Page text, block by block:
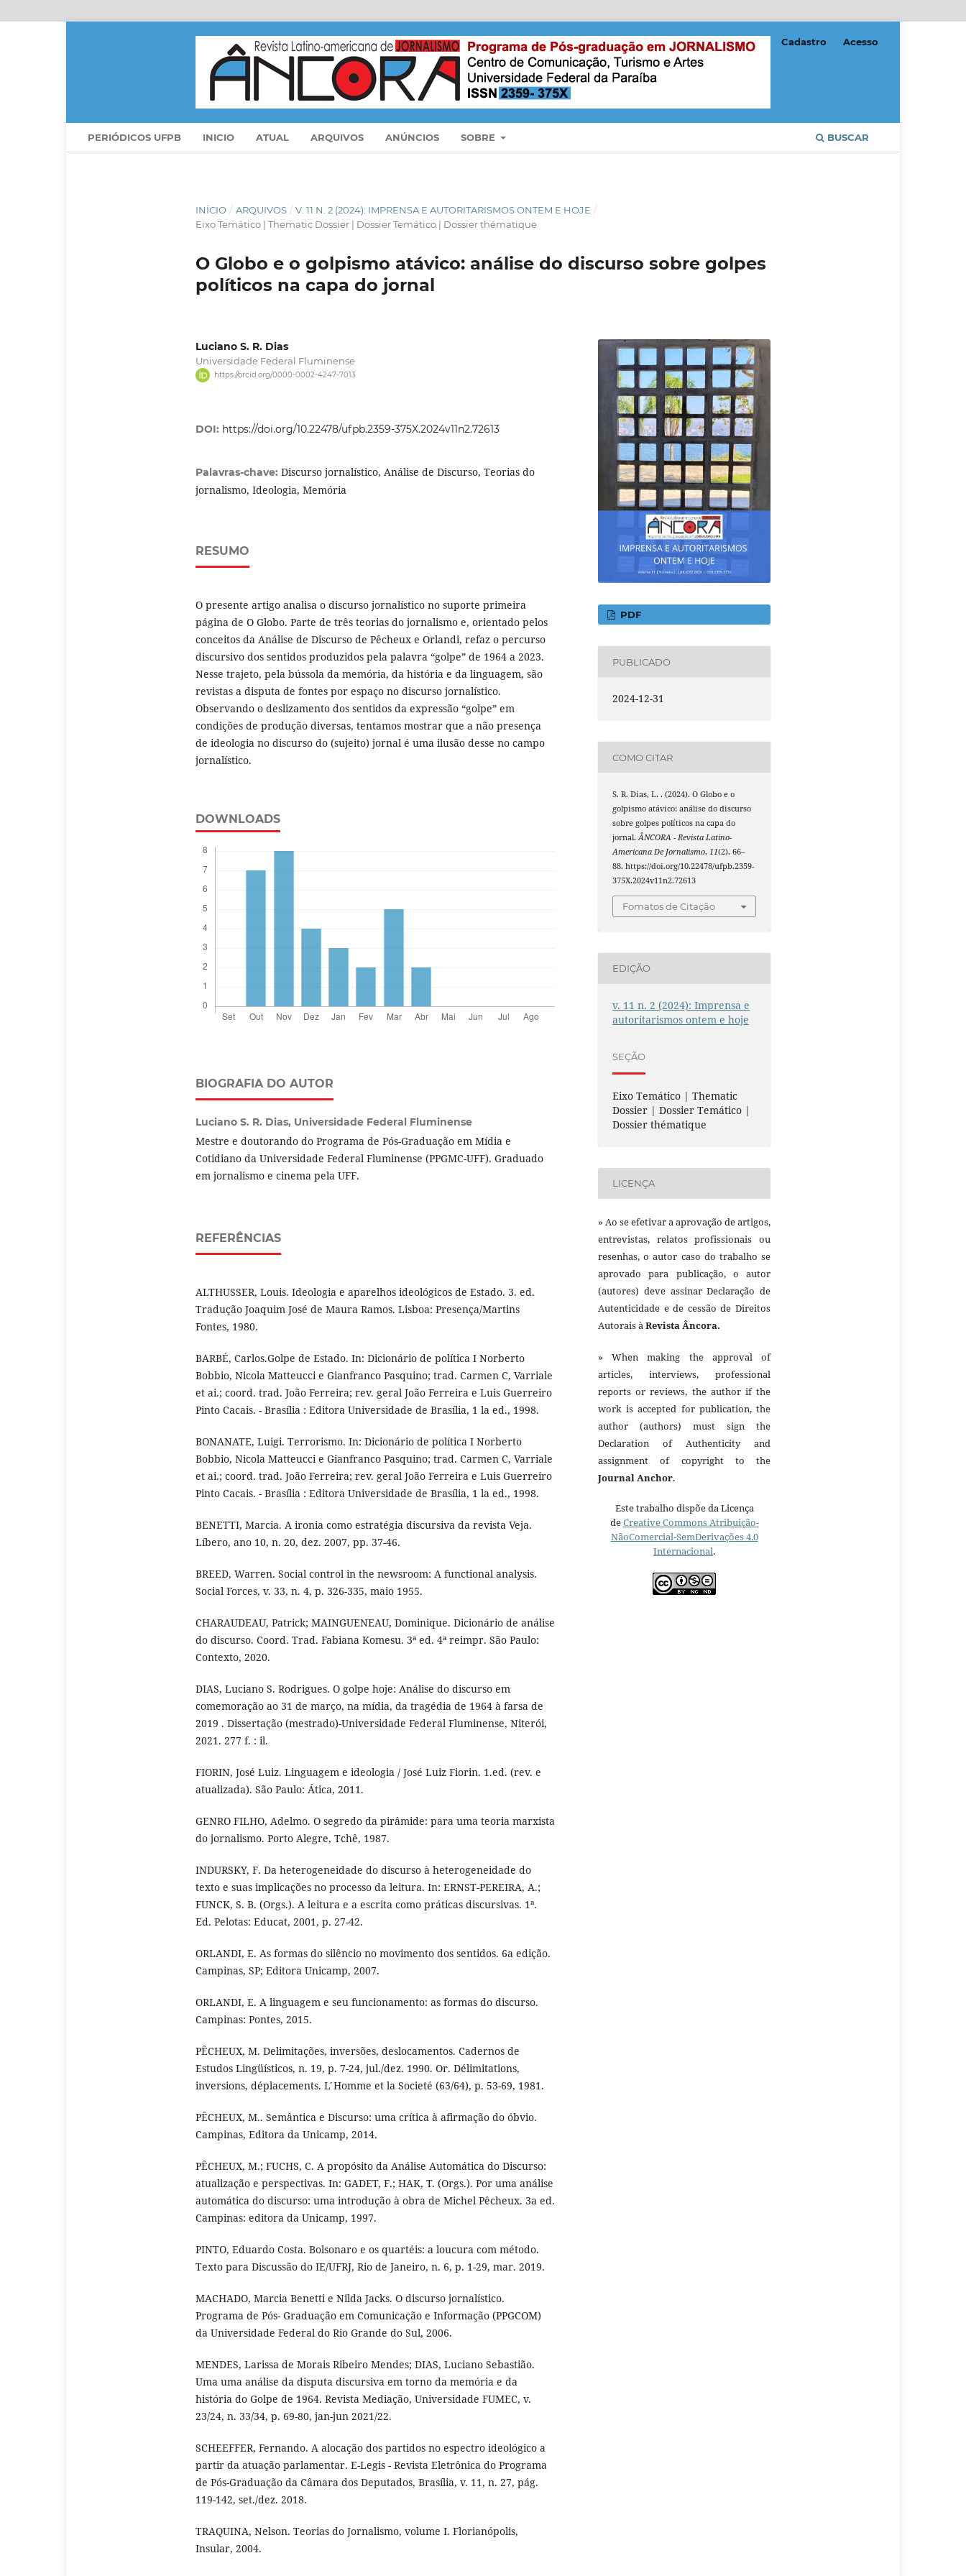
PERIÓDICOS UFPB INICIO ATUAL ARQUIVOS ANÚNCIOS SOBRE BUSCAR
Cadastro Acesso
INÍCIO / ARQUIVOS / V. 11 N. 2 (2024): IMPRENSA E AUTORITARISMOS ONTEM E HOJE /
Eixo Temático | Thematic Dossier | Dossier Temático | Dossier thématique
O Globo e o golpismo atávico: análise do discurso sobre golpes
políticos na capa do jornal
Luciano S. R. Dias
Universidade Federal Fluminense
https://orcid.org/0000-0002-4247-7013
DOI: https://doi.org/10.22478/ufpb.2359-375X.2024v11n2.72613
Palavras-chave: Discurso jornalístico, Análise de Discurso, Teorias do
jornalismo, Ideologia, Memória
RESUMO
O presente artigo analisa o discurso jornalístico no suporte primeira
página de O Globo. Parte de três teorias do jornalismo e, orientado pelos
conceitos da Análise de Discurso de Pêcheux e Orlandi, refaz o percurso
discursivo dos sentidos produzidos pela palavra “golpe” de 1964 a 2023.
Nesse trajeto, pela bússola da memória, da história e da linguagem, são
revistas a disputa de fontes por espaço no discurso jornalístico.
Observando o deslizamento dos sentidos da expressão “golpe” em
condições de produção diversas, tentamos mostrar que a não presença
de ideologia no discurso do (sujeito) jornal é uma ilusão desse no campo
jornalístico.
DOWNLOADS
BIOGRAFIA DO AUTOR
Luciano S. R. Dias, Universidade Federal Fluminense
Mestre e doutorando do Programa de Pós-Graduação em Mídia e
Cotidiano da Universidade Federal Fluminense (PPGMC-UFF). Graduado
em jornalismo e cinema pela UFF.
REFERÊNCIAS
ALTHUSSER, Louis. Ideologia e aparelhos ideológicos de Estado. 3. ed.
Tradução Joaquim José de Maura Ramos. Lisboa: Presença/Martins
Fontes, 1980.
BARBÉ, Carlos.Golpe de Estado. In: Dicionário de política I Norberto
Bobbio, Nicola Matteucci e Gianfranco Pasquino; trad. Carmen C, Varriale
et ai.; coord. trad. João Ferreira; rev. geral João Ferreira e Luis Guerreiro
Pinto Cacais. - Brasília : Editora Universidade de Brasília, 1 la ed., 1998.
BONANATE, Luigi. Terrorismo. In: Dicionário de política I Norberto
Bobbio, Nicola Matteucci e Gianfranco Pasquino; trad. Carmen C, Varriale
et ai.; coord. trad. João Ferreira; rev. geral João Ferreira e Luis Guerreiro
Pinto Cacais. - Brasília : Editora Universidade de Brasília, 1 la ed., 1998.
BENETTI, Marcia. A ironia como estratégia discursiva da revista Veja.
Líbero, ano 10, n. 20, dez. 2007, pp. 37-46.
BREED, Warren. Social control in the newsroom: A functional analysis.
Social Forces, v. 33, n. 4, p. 326-335, maio 1955.
CHARAUDEAU, Patrick; MAINGUENEAU, Dominique. Dicionário de análise
do discurso. Coord. Trad. Fabiana Komesu. 3ª ed. 4ª reimpr. São Paulo:
Contexto, 2020.
DIAS, Luciano S. Rodrigues. O golpe hoje: Análise do discurso em
comemoração ao 31 de março, na mídia, da tragédia de 1964 à farsa de
2019 . Dissertação (mestrado)-Universidade Federal Fluminense, Niterói,
2021. 277 f. : il.
FIORIN, José Luiz. Linguagem e ideologia / José Luiz Fiorin. 1.ed. (rev. e
atualizada). São Paulo: Ática, 2011.
GENRO FILHO, Adelmo. O segredo da pirâmide: para uma teoria marxista
do jornalismo. Porto Alegre, Tchê, 1987.
INDURSKY, F. Da heterogeneidade do discurso à heterogeneidade do
texto e suas implicações no processo da leitura. In: ERNST-PEREIRA, A.;
FUNCK, S. B. (Orgs.). A leitura e a escrita como práticas discursivas. 1ª.
Ed. Pelotas: Educat, 2001, p. 27-42.
ORLANDI, E. As formas do silêncio no movimento dos sentidos. 6a edição.
Campinas, SP; Editora Unicamp, 2007.
ORLANDI, E. A linguagem e seu funcionamento: as formas do discurso.
Campinas: Pontes, 2015.
PÊCHEUX, M. Delimitações, inversões, deslocamentos. Cadernos de
Estudos Lingüísticos, n. 19, p. 7-24, jul./dez. 1990. Or. Délimitations,
inversions, déplacements. L ́Homme et la Societé (63/64), p. 53-69, 1981.
PÊCHEUX, M.. Semântica e Discurso: uma crítica à afirmação do óbvio.
Campinas, Editora da Unicamp, 2014.
PÊCHEUX, M.; FUCHS, C. A propósito da Análise Automática do Discurso:
atualização e perspectivas. In: GADET, F.; HAK, T. (Orgs.). Por uma análise
automática do discurso: uma introdução à obra de Michel Pêcheux. 3a ed.
Campinas: editora da Unicamp, 1997.
PINTO, Eduardo Costa. Bolsonaro e os quartéis: a loucura com método.
Texto para Discussão do IE/UFRJ, Rio de Janeiro, n. 6, p. 1-29, mar. 2019.
MACHADO, Marcia Benetti e Nilda Jacks. O discurso jornalístico.
Programa de Pós- Graduação em Comunicação e Informação (PPGCOM)
da Universidade Federal do Rio Grande do Sul, 2006.
MENDES, Larissa de Morais Ribeiro Mendes; DIAS, Luciano Sebastião.
Uma uma análise da disputa discursiva em torno da memória e da
história do Golpe de 1964. Revista Mediação, Universidade FUMEC, v.
23/24, n. 33/34, p. 69-80, jan-jun 2021/22.
SCHEEFFER, Fernando. A alocação dos partidos no espectro ideológico a
partir da atuação parlamentar. E-Legis - Revista Eletrônica do Programa
de Pós-Graduação da Câmara dos Deputados, Brasília, v. 11, n. 27, pág.
119-142, set./dez. 2018.
TRAQUINA, Nelson. Teorias do Jornalismo, volume I. Florianópolis,
Insular, 2004.
PDF
PUBLICADO
2024-12-31
COMO CITAR
S. R. Dias, L. . (2024). O Globo e o
golpismo atávico: análise do discurso
sobre golpes políticos na capa do
jornal.ÂNCORA - Revista Latino-
Americana De Jornalismo,11(2), 66–
88. https://doi.org/10.22478/ufpb.2359-
375X.2024v11n2.72613
Fomatos de Citação
EDIÇÃO
v. 11 n. 2 (2024): Imprensa e
autoritarismos ontem e hoje
SEÇÃO
Eixo Temático | Thematic
Dossier | Dossier Temático |
Dossier thématique
LICENÇA
» Ao se efetivar a aprovação de artigos,
entrevistas, relatos profissionais ou
resenhas, o autor caso do trabalho se
aprovado para publicação, o autor
(autores) deve assinar Declaração de
Autenticidade e de cessão de Direitos
Autorais àRevista Âncora.
» When making the approval of
articles, interviews, professional
reports or reviews, the author if the
work is accepted for publication, the
author (authors) must sign the
Declaration of Authenticity and
assignment of copyright to the
Journal Anchor.
Este trabalho dispõe da Licença
deCreative Commons Atribuição-
NãoComercial-SemDerivações 4.0
Internacional.